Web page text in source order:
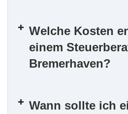
Welche Kosten
einem
Bremerhaven?
Wann sollte ich